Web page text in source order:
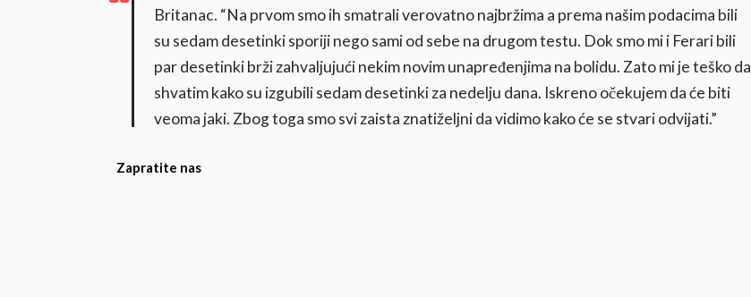
Britanac. “Na prvom smo ih smatrali verovatno najbržima a prema našim podacima bili
su sedam desetinki sporiji nego sami od sebe na drugom testu. Dok smo mi i Ferari bili
par desetinki brži zahvaljujući nekim novim unapređenjima na bolidu. Zato mi je teško da
shvatim kako su izgubili sedam desetinki za nedelju dana. Iskreno očekujem da će biti
veoma jaki. Zbog toga smo svi zaista znatiželjni da vidimo kako će se stvari odvijati.”
Zapratite nas